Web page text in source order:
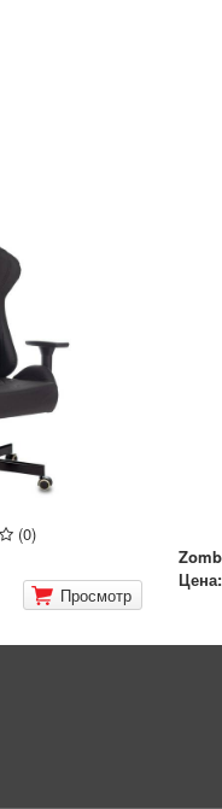
(0)
Просмотр
Цена: